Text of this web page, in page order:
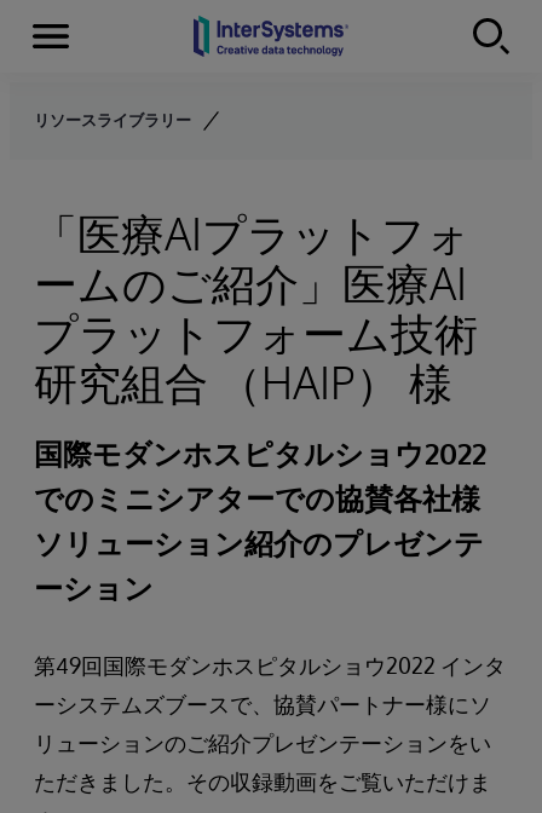
Skip to content
Menu
リソースライブラリー
「医療AIプラットフォ
ームのご紹介」医療AI
プラットフォーム技術
研究組合 （HAIP） 様
国際モダンホスピタルショウ2022
でのミニシアターでの協賛各社様
ソリューション紹介のプレゼンテ
ーション
第49回国際モダンホスピタルショウ2022 インタ
ーシステムズブースで、協賛パートナー様にソ
リューションのご紹介プレゼンテーションをい
ただきました。その収録動画をご覧いただけま